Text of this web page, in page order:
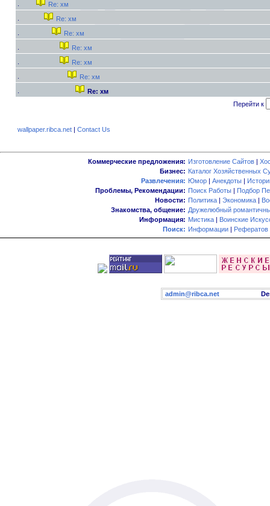
Re: хм
Re: хм
Re: хм
Re: хм
Re: хм
Re: хм
Re: хм
Перейти к
wallpaper.ribca.net| Contact Us
Коммерческие предложения: Изготовление Сайтов |
Бизнес: Каталог Хозяйственных
Развлечения: Юмор | Анекдоты |
Проблемы, Рекомендации: Поиск Работы | Подбор
Новости: Политика | Экономика |
Знакомства, общение: Дружелюбный
Информация: Мистика | Воинские
Поиск: Информации | Рефератов
admin@ribca.net